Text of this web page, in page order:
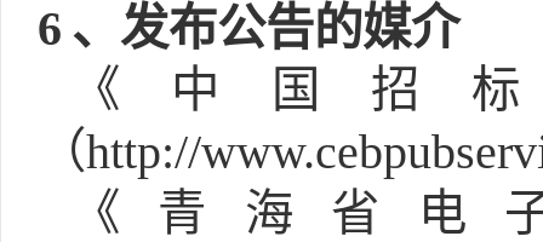
6 、发布公告的媒介
《中国招
（http://
《青海省电